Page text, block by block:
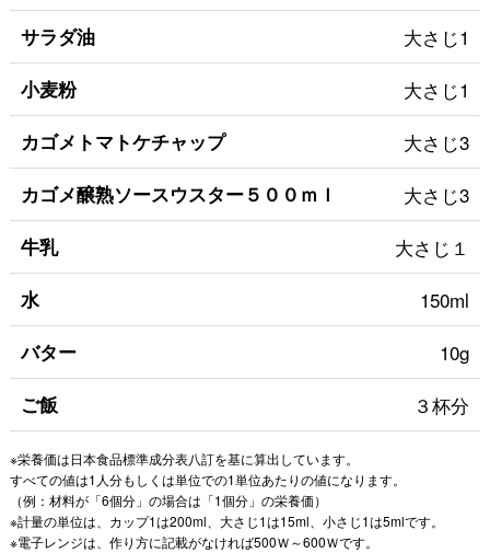
サラダ油 大さじ1
小麦粉 大さじ1
カゴメトマトケチャップ 大さじ3
カゴメ醸熟ソースウスター５００ｍｌ 大さじ3
牛乳 大さじ１
水 150ml
バター 10g
ご飯 ３杯分
※栄養価は日本食品標準成分表八訂を基に算出しています。
すべての値は1人分もしくは単位での1単位あたりの値になります。
（例：材料が「6個分」の場合は「1個分」の栄養価）
※計量の単位は、カップ1は200ml、大さじ1は15ml、小さじ1は5mlです。
※電子レンジは、作り方に記載がなければ500Ｗ～600Ｗです。